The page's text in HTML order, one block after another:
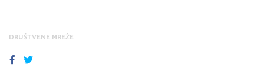
DRUŠTVENE MREŽE
FACEBOOK
TWITTER